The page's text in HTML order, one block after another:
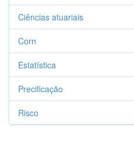
Ciências atuariais
Corn
Estatística
Precificação
Risco